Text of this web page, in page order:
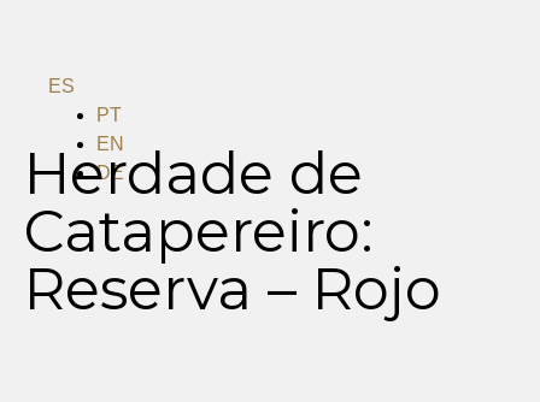
ES
PT
EN
DE
Herdade de
Catapereiro:
Reserva – Rojo